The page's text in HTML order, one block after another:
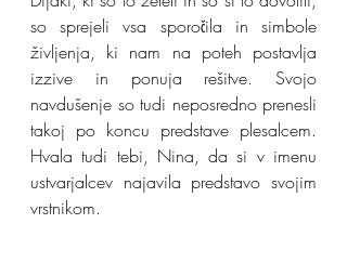
so sprejeli vsa sporočila in simbole
življenja, ki nam na poteh postavlja
izzive in ponuja rešitve. Svojo
navdušenje so tudi neposredno prenesli
takoj po koncu predstave plesalcem.
Hvala tudi tebi, Nina, da si v imenu
ustvarjalcev najavila predstavo svojim
vrstnikom.